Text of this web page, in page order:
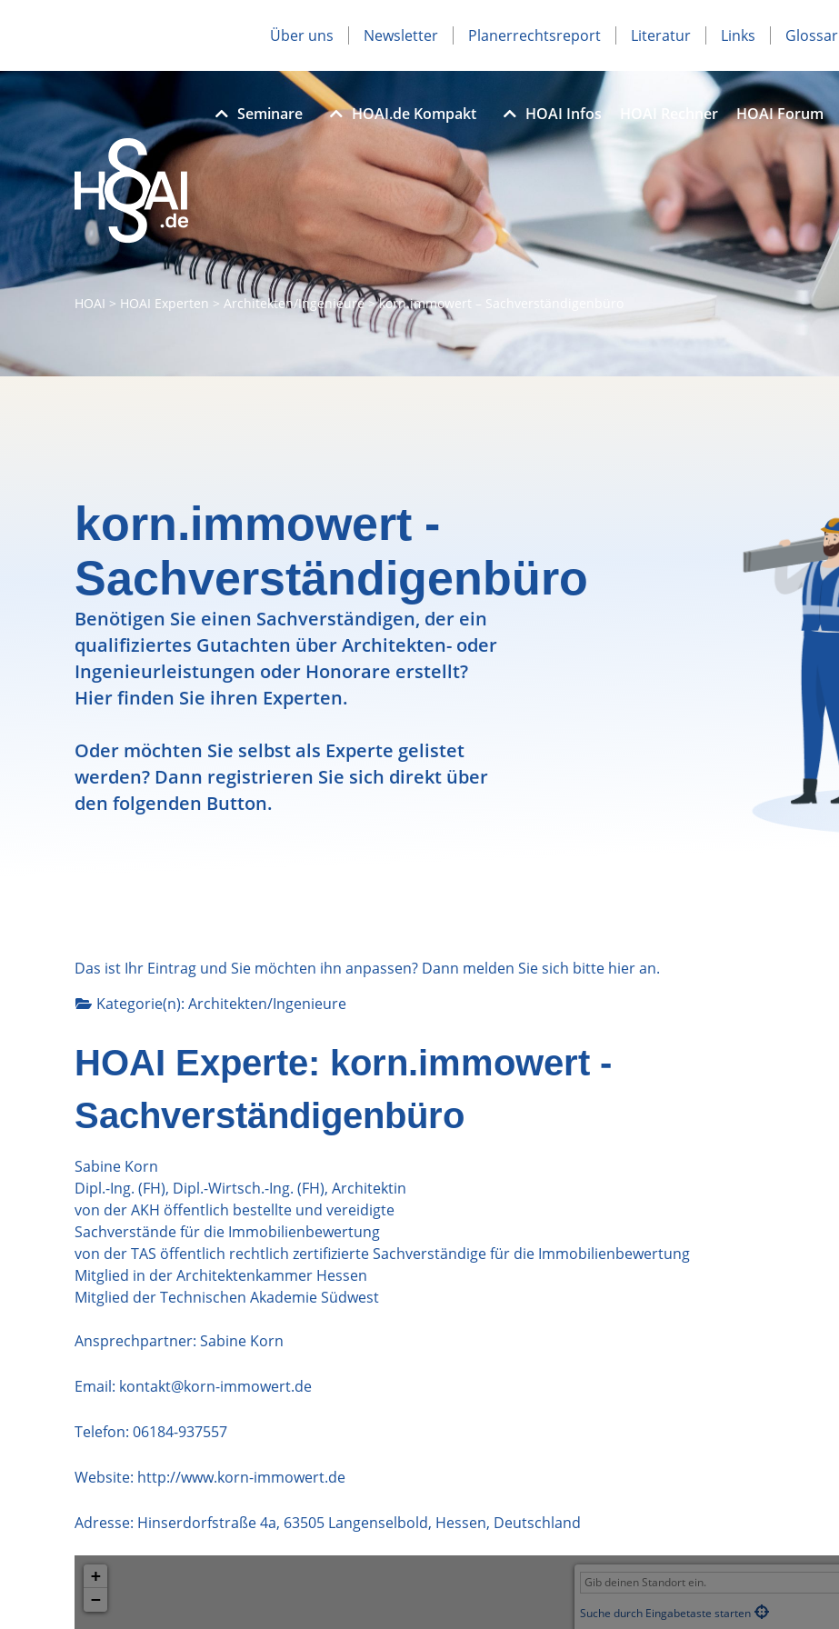
Über uns Newsletter Planerrechtsreport Literatur Links Glossar
Seminare HOAI.de Kompakt HOAI Infos HOAI Rechner HOAI Forum
HOAI > HOAI Experten > Architekten/Ingenieure>korn.immowert – Sachverständigenbüro
korn.immowert -
Sachverständigenbüro
Benötigen Sie einen Sachverständigen, der ein
qualifiziertes Gutachten über Architekten- oder
Ingenieurleistungen oder Honorare erstellt?
Hier finden Sie ihren Experten.
Oder möchten Sie selbst als Experte gelistet
werden? Dann registrieren Sie sich direkt über
den folgenden Button.
Das ist Ihr Eintrag und Sie möchten ihn anpassen? Dann melden Sie sich bitte hieran.
Kategorie(n): Architekten/Ingenieure
HOAI Experte: korn.immowert -
Sachverständigenbüro
Sabine Korn
Dipl.-Ing. (FH), Dipl.-Wirtsch.-Ing. (FH), Architektin
von der AKH öffentlich bestellte und vereidigte
Sachverstände für die Immobilienbewertung
von der TAS öffentlich rechtlich zertifizierte Sachverständige für die Immobilienbewertung
Mitglied in der Architektenkammer Hessen
Mitglied der Technischen Akademie Südwest
Ansprechpartner: Sabine Korn
Email: kontakt@korn-immowert.de
Telefon: 06184-937557
Website: http://www.korn-immowert.de
Adresse: Hinserdorfstraße 4a, 63505 Langenselbold, Hessen, Deutschland
+
−
Suche durch Eingabetaste starten